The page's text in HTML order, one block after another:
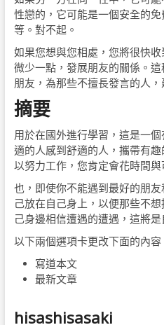
性戀的，它可能是一個安全的
等。對不起。
如果您想與您相處，您將很快
微少一點，發展朋友的關係。
朋友，為那些不擅長發言的人，
摘要
用於在國外進行學習，這是一
適的人感到舒適的人，攜帶有
以努力工作，您肯定會花時間與
也，即使你不能遇到最好的朋
己放在自己身上，以便那些不
己身邊相信遭遇的遭遇，這將是
以下兩個選項卡更改下面的內容
寫道本文
最新文章
hisashisasaki